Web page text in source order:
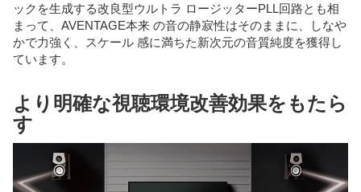
ックを生成する改良型ウルトラ ロージッターPLL回路とも相
まって、AVENTAGE本来 の音の静寂性はそのままに、しなや
かで力強く、スケール 感に満ちた新次元の音質純度を獲得し
ています。
より明確な視聴環境改善効果をもたら
す